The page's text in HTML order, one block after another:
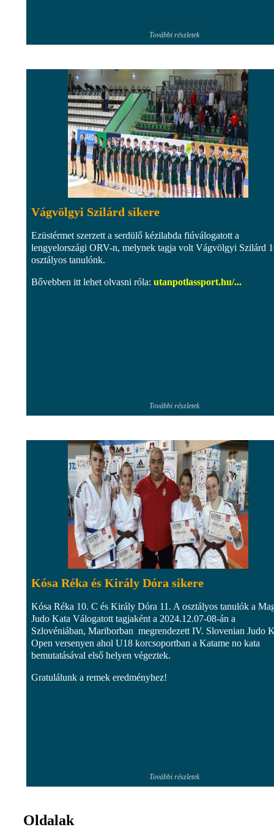
További részletek
Vágvölgyi Szilárd sikere
Ezüstérmet szerzett a serdülő kézilabda fiúválogatott a
lengyelországi ORV-n, melynek tagja volt Vágvölgyi Szilárd
osztályos tanulónk.
Bővebben itt lehet olvasni róla: utanpotlassport.hu/...
További részletek
Kósa Réka és Király Dóra sikere
Kósa Réka 10. C és Király Dóra 11. A osztályos tanulók a
Judo Kata Válogatott tagjaként a 2024.12.07-08-án a
Szlovéniában, Mariborban megrendezett IV. Slovenian Judo
Open versenyen ahol U18 korcsoportban a Katame no kata
bemutatásával első helyen végeztek.
Gratulálunk a remek eredményhez!
További részletek
Oldalak